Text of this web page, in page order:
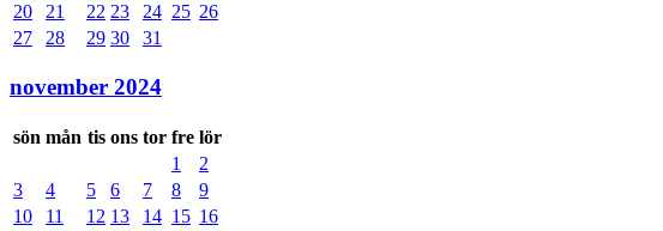
20
21 22 23 24 25 26
27
28 29 30 31
november 2024
sön mån tis ons tor fre lör
1
2
3
4 5 6 7 8
9
10
11 12 13 14 15 16